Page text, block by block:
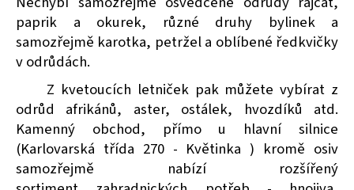
paprik a okurek, různé druhy bylinek a
samozřejmě karotka, petržel a oblíbené ředkvičky
v odrůdách.
Z kvetoucích letniček pak můžete vybírat z
odrůd afrikánů, aster, ostálek, hvozdíků atd.
Kamenný obchod, přímo u hlavní silnice
(Karlovarská třída 270 - Květinka ) kromě osiv
samozřejmě nabízí rozšířený